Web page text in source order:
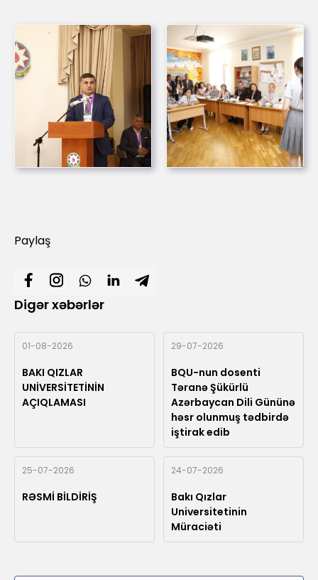
Paylaş
Digər xəbərlər
01-08-2026
BAKI QIZLAR
UNİVERSİTETİNİN
AÇIQLAMASI
29-07-2026
BQU-nun dosenti
Təranə Şükürlü
Azərbaycan Dili Gününə
həsr olunmuş tədbirdə
iştirak edib
25-07-2026
RƏSMİ BİLDİRİŞ
24-07-2026
Bakı Qızlar
Universitetinin
Müraciəti